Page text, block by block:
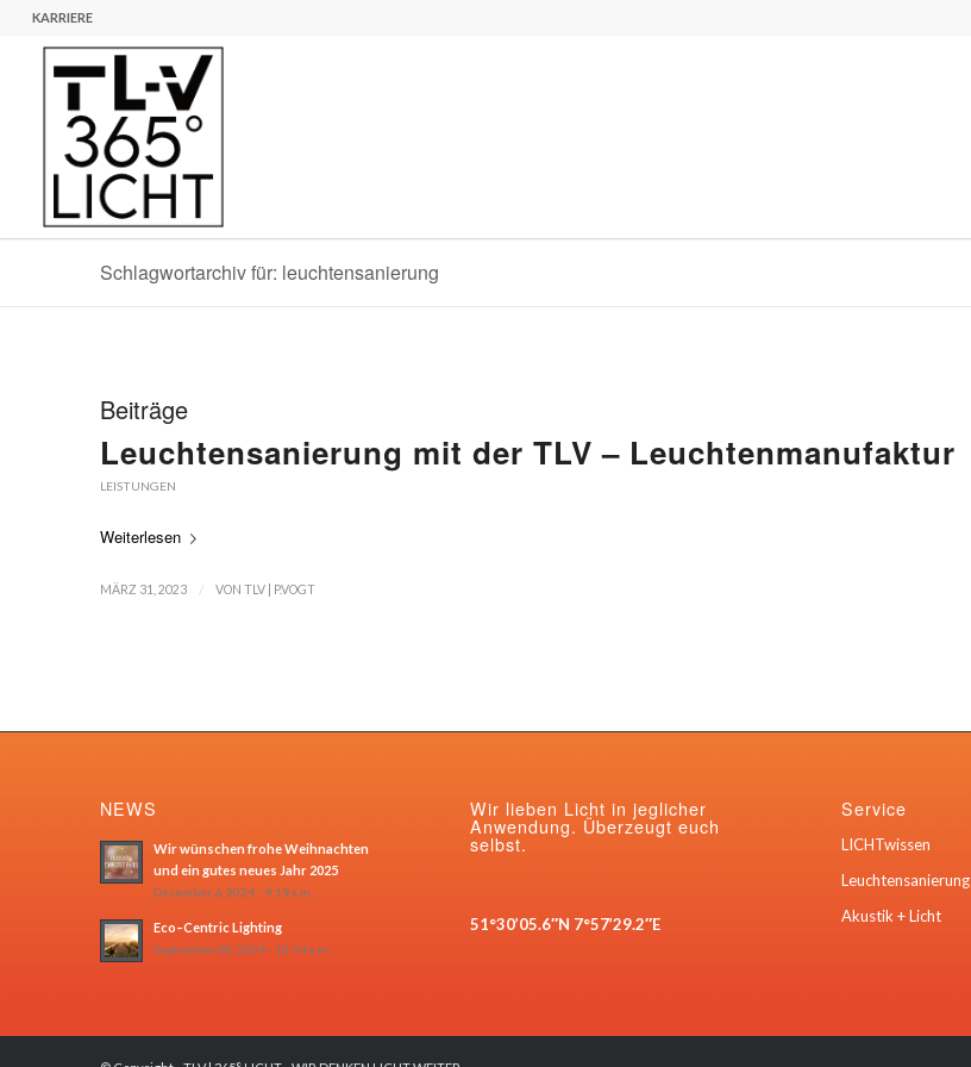
KARRIERE
Schlagwortarchiv für: leuchtensanierung
Beiträge
Leuchtensanierung mit der TLV – Leuchtenmanufaktur
LEISTUNGEN
Weiterlesen
MÄRZ 31, 2023 / VON TLV | P.VOGT
NEWS
Wir wünschen frohe Weihnachten
und ein gutes neues Jahr 2025
Dezember 6, 2024 - 9:19 a.m.
Eco–Centric Lighting
September 28, 2024 - 10:34 a.m.
Wir lieben Licht in jeglicher
Anwendung. Überzeugt euch
selbst.
51°30’05.6″N 7°57’29.2″E
Service
LICHTwissen
Leuchtensanierung
Akustik + Licht